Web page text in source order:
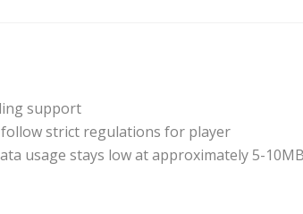
support
strict regulations for player
usage stays low at approximately 5-10MB